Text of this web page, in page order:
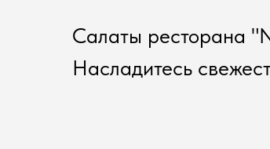
Салаты ресторана
Насладитесь